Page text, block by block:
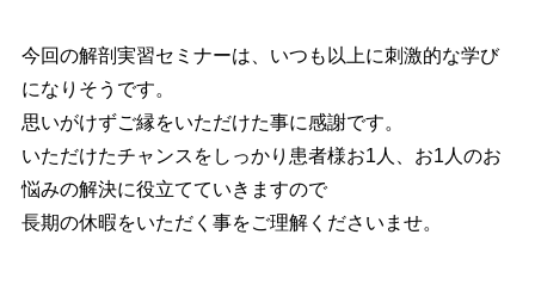
今回の解剖実習セミナーは、いつも以上に刺激的な学び
になりそうです。
思いがけずご縁をいただけた事に感謝です。
いただけたチャンスをしっかり患者様お1人、お1人のお
悩みの解決に役立てていきますので
長期の休暇をいただく事をご理解くださいませ。